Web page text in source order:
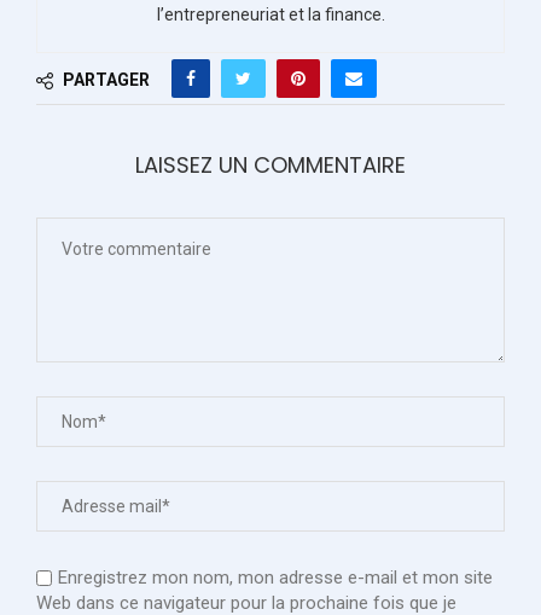
l’entrepreneuriat et la finance.
PARTAGER
LAISSEZ UN COMMENTAIRE
Enregistrez mon nom, mon adresse e-mail et mon site
Web dans ce navigateur pour la prochaine fois que je